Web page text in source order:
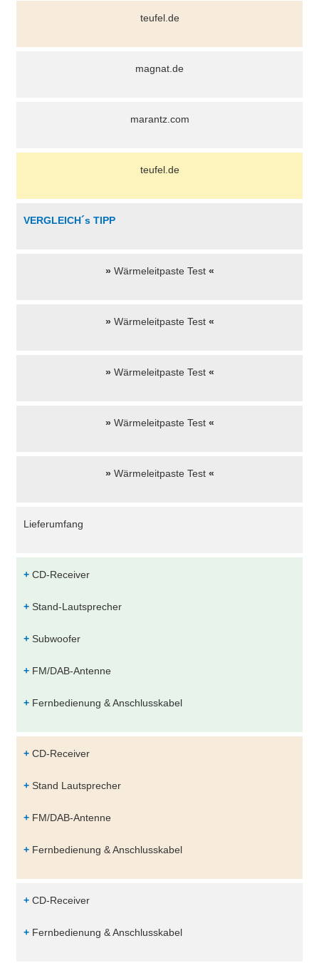
teufel.de
magnat.de
marantz.com
teufel.de
VERGLEICH´s TIPP
» Wärmeleitpaste Test«
» Wärmeleitpaste Test«
» Wärmeleitpaste Test«
» Wärmeleitpaste Test«
» Wärmeleitpaste Test«
Lieferumfang
+ CD-Receiver
+ Stand-Lautsprecher
+ Subwoofer
+ FM/DAB-Antenne
+ Fernbedienung & Anschlusskabel
+ CD-Receiver
+ Stand Lautsprecher
+ FM/DAB-Antenne
+ Fernbedienung & Anschlusskabel
+ CD-Receiver
+ Fernbedienung & Anschlusskabel